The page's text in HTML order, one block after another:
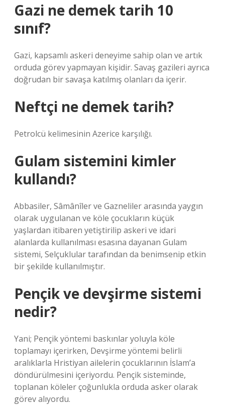
Gazi ne demek tarih 10
sınıf?
Gazi, kapsamlı askeri deneyime sahip olan ve artık
orduda görev yapmayan kişidir. Savaş gazileri ayrıca
doğrudan bir savaşa katılmış olanları da içerir.
Neftçi ne demek tarih?
Petrolcü kelimesinin Azerice karşılığı.
Gulam sistemini kimler
kullandı?
Abbasiler, Sâmânîler ve Gazneliler arasında yaygın
olarak uygulanan ve köle çocukların küçük
yaşlardan itibaren yetiştirilip askeri ve idari
alanlarda kullanılması esasına dayanan Gulam
sistemi, Selçuklular tarafından da benimsenip etkin
bir şekilde kullanılmıştır.
Pençik ve devşirme sistemi
nedir?
Yani; Pençik yöntemi baskınlar yoluyla köle
toplamayı içerirken, Devşirme yöntemi belirli
aralıklarla Hristiyan ailelerin çocuklarının İslam’a
döndürülmesini içeriyordu. Pençik sisteminde,
toplanan köleler çoğunlukla orduda asker olarak
görev alıyordu.